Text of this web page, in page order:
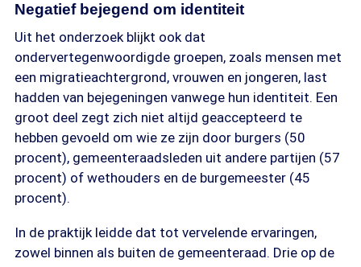
Negatief bejegend om identiteit
Uit het onderzoek blijkt ook dat
ondervertegenwoordigde groepen, zoals mensen met
een migratieachtergrond, vrouwen en jongeren, last
hadden van bejegeningen vanwege hun identiteit. Een
groot deel zegt zich niet altijd geaccepteerd te
hebben gevoeld om wie ze zijn door burgers (50
procent), gemeenteraadsleden uit andere partijen (57
procent) of wethouders en de burgemeester (45
procent).
In de praktijk leidde dat tot vervelende ervaringen,
zowel binnen als buiten de gemeenteraad. Drie op de